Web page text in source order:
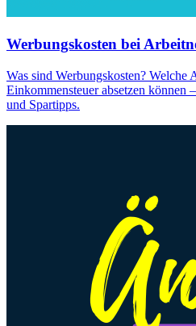
Werbungskosten bei
Was sind Werbungskosten? Welche
Einkommensteuer absetzen können
und Spartipps.